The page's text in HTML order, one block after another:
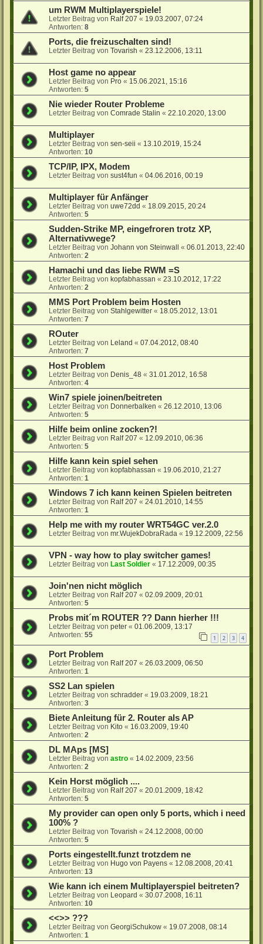
um RWM Multiplayerspiele!
Letzter Beitrag von Ralf 207 « 19.03.2007, 07:24
Antworten:8
Ports, die freizuschalten sind!
Letzter Beitrag vonTovarish «23.12.2006, 13:11
Host game no appear
Letzter Beitrag von Pro « 15.06.2021, 15:16
Antworten:5
Nie wieder Router Probleme
Letzter Beitrag vonComrade Stalin «22.10.2020, 13:00
Multiplayer
Letzter Beitrag vonsen-seii « 13.10.2019, 15:24
Antworten:10
TCP/IP, IPX, Modem
Letzter Beitrag vonsust4fun «04.06.2016, 00:19
Multiplayer für Anfänger
Letzter Beitrag vonuwe72dd « 18.09.2015, 20:24
Antworten:5
Sudden-Strike MP, eingefroren trotz XP,
Alternativwege?
Letzter Beitrag vonJohann von Steinwall «06.01.2013, 22:40
Antworten:2
Hamachi und das liebe RWM =S
Letzter Beitrag von kopfabhassan «23.10.2012, 17:22
Antworten:2
MMS Port Problem beim Hosten
Letzter Beitrag vonStahlgewitter « 18.05.2012, 13:01
Antworten:7
ROuter
Letzter Beitrag von Leland «07.04.2012, 08:40
Antworten:7
Host Problem
Letzter Beitrag von Denis_48 «31.01.2012, 16:58
Antworten:4
Win7 spiele joinen/beitreten
Letzter Beitrag von Donnerbalken «26.12.2010, 13:06
Antworten:5
Hilfe beim online zocken?!
Letzter Beitrag von Ralf 207 « 12.09.2010, 06:36
Antworten:5
Hilfe kann kein spiel sehen
Letzter Beitrag von kopfabhassan « 19.06.2010, 21:27
Antworten:1
Windows 7 ich kann keinen Spielen beitreten
Letzter Beitrag von Ralf 207 «24.01.2010, 14:55
Antworten:1
Help me with my router WRT54GC ver.2.0
Letzter Beitrag vonmr.WujekDobraRada « 19.12.2009, 22:56
VPN - way how to play switcher games!
Letzter Beitrag von Last Soldier « 17.12.2009, 00:35
Join'nen nicht möglich
Letzter Beitrag von Ralf 207 «02.09.2009, 20:01
Antworten:5
Probs mit´m ROUTER ?? Dann hierher !!!
Letzter Beitrag vonpeter «01.06.2009, 13:17
Antworten:55 1 2 3 4
Port Problem
Letzter Beitrag von Ralf 207 «26.03.2009, 06:50
Antworten:1
SS2 Lan spielen
Letzter Beitrag vonschradder « 19.03.2009, 18:21
Antworten:3
Biete Anleitung für 2. Router als AP
Letzter Beitrag von Kito « 16.03.2009, 19:40
Antworten:2
DL MAps [MS]
Letzter Beitrag vonastro « 14.02.2009, 23:56
Antworten:2
Kein Horst möglich ....
Letzter Beitrag von Ralf 207 «20.01.2009, 18:42
Antworten:5
My provider can open only 5 ports, which i need
100% ?
Letzter Beitrag vonTovarish «24.12.2008, 00:00
Antworten:5
Ports eingestellt.funzt trotzdem ne
Letzter Beitrag von Hugo von Payens « 12.08.2008, 20:41
Antworten:13
Wie kann ich einem Multiplayerspiel beitreten?
Letzter Beitrag von Leopard «30.07.2008, 16:11
Antworten:10
<<>> ???
Letzter Beitrag vonGeorgiSchukow « 19.07.2008, 08:14
Antworten:1